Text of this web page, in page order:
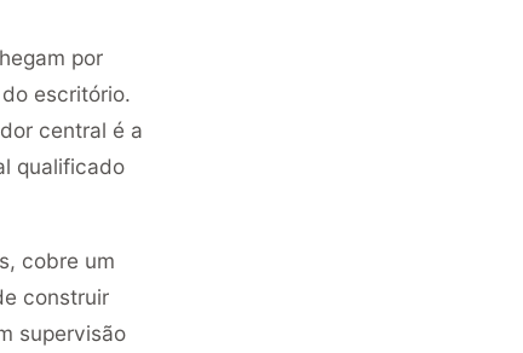
por
escritório.
central é a
qualificado
cobre um
construir
supervisão